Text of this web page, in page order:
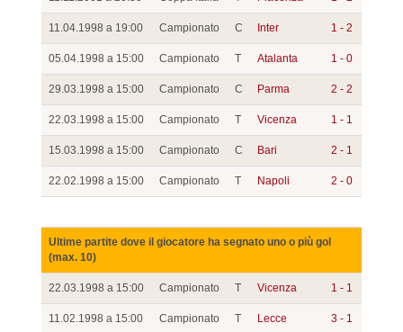
11.04.1998 a 19:00 Campionato C Inter 1 - 2
05.04.1998 a 15:00 Campionato T Atalanta 1 - 0
29.03.1998 a 15:00 Campionato C Parma 2 - 2
22.03.1998 a 15:00 Campionato T Vicenza 1 - 1
15.03.1998 a 15:00 Campionato C Bari 2 - 1
22.02.1998 a 15:00 Campionato T Napoli 2 - 0
Ultime partite dove il giocatore ha segnato uno o più gol
(max. 10)
22.03.1998 a 15:00 Campionato T Vicenza 1 - 1
11.02.1998 a 15:00 Campionato T Lecce 3 - 1